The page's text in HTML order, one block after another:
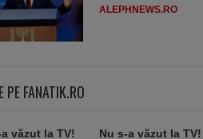
ALEPHNEWS.RO
PE FANATIK.RO
Nu s-a văzut la